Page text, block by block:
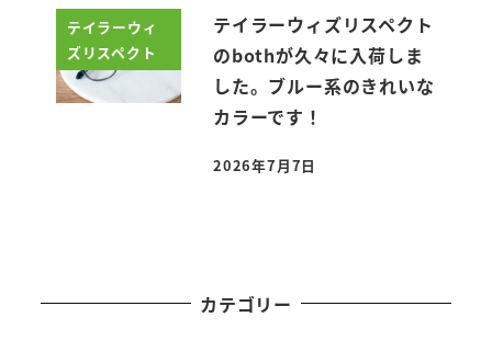
テイラーウィ
ズリスペクト
テイラーウィズリスペクト
のbothが久々に入荷しま
した。ブルー系のきれいな
カラーです！
投稿日
2026年7月7日
カテゴリー